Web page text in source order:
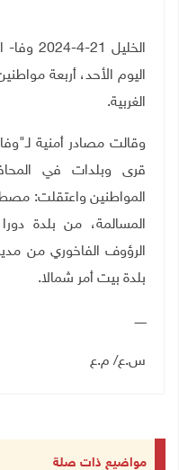
الخليل
اليوم الأحد، أربعة
الغربية.
وقالت مصادر أمنية
قرى وبلدات في
المواطنين واعتقلت:
المسالمة، من بلدة
الرؤوف الفاخوري من
بلدة بيت أمر شمالا.
ــــــ
س.ع/ م.ع
مواضيع ذات صلة